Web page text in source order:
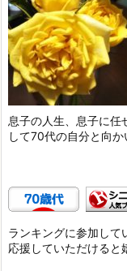
息子の人生、息子に任
して70代の自分と向か
ランキングに参加して
応援していただけると